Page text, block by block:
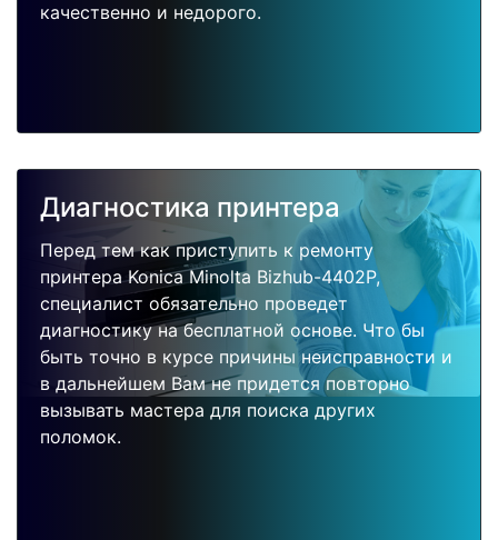
качественно и недорого.
Диагностика принтера
Перед тем как приступить к ремонту
принтера Konica Minolta Bizhub-4402P,
специалист обязательно проведет
диагностику на бесплатной основе. Что бы
быть точно в курсе причины неисправности и
в дальнейшем Вам не придется повторно
вызывать мастера для поиска других
поломок.